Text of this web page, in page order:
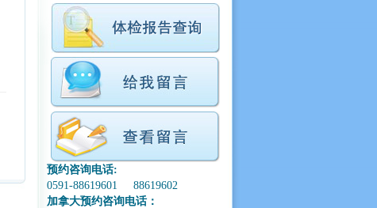
预约咨询电话:
0591-88619601 88619602
加拿大预约咨询电话：